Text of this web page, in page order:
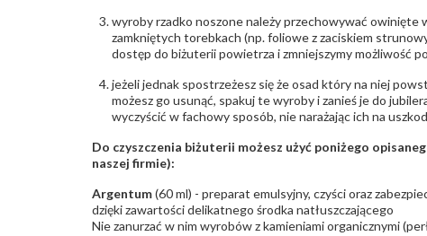
wyroby rzadko noszone należy przechowywać owinięte
zamkniętych torebkach (np. foliowe z zaciskiem
dostęp do biżuterii powietrza i zmniejszymy możliwość
jeżeli jednak spostrzeżesz się że osad który na niej
możesz go usunąć, spakuj te wyroby i zanieś je do
wyczyścić w fachowy sposób, nie narażając ich na
Do czyszczenia biżuterii możesz użyć poniżego
naszej firmie):
Argentum(60 ml) - preparat emulsyjny, czyści oraz
dzięki zawartości delikatnego środka natłuszczającego
Nie zanurzać w nim wyrobów z kamieniami organicznymi